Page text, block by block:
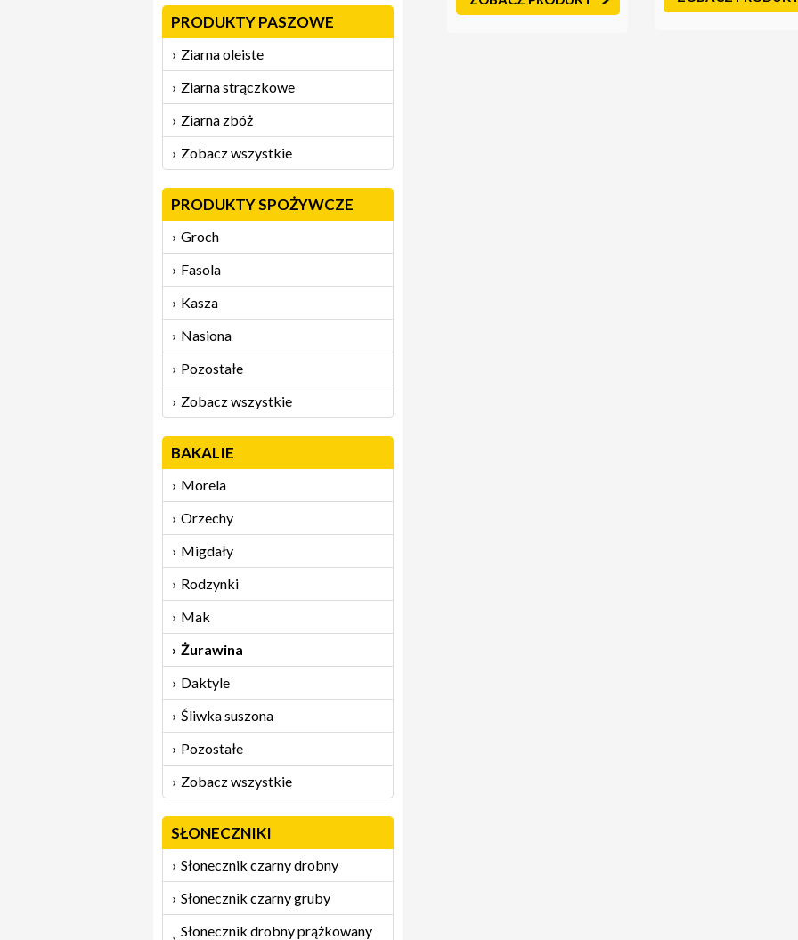
PRODUKTY PASZOWE
Ziarna oleiste
Ziarna strączkowe
Ziarna zbóż
Zobacz wszystkie
PRODUKTY SPOŻYWCZE
Groch
Fasola
Kasza
Nasiona
Pozostałe
Zobacz wszystkie
BAKALIE
Morela
Orzechy
Migdały
Rodzynki
Mak
Żurawina
Daktyle
Śliwka suszona
Pozostałe
Zobacz wszystkie
SŁONECZNIKI
Słonecznik czarny drobny
Słonecznik czarny gruby
Słonecznik drobny prążkowany